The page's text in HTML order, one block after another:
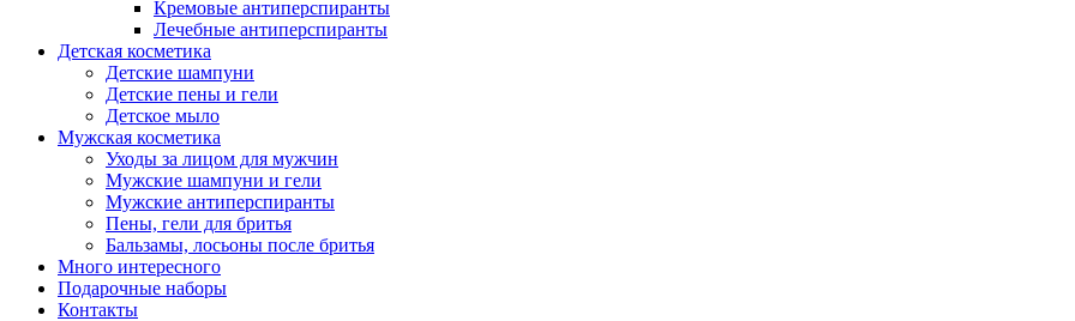
Кремовые антиперспиранты
Лечебные антиперспиранты
Детская косметика
Детские шампуни
Детские пены и гели
Детское мыло
Мужская косметика
Уходы за лицом для мужчин
Мужские шампуни и гели
Мужские антиперспиранты
Пены, гели для бритья
Бальзамы, лосьоны после бритья
Много интересного
Подарочные наборы
Контакты